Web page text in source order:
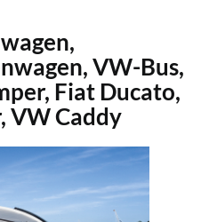
VW-Bus,
Fiat Ducato,
VW Caddy